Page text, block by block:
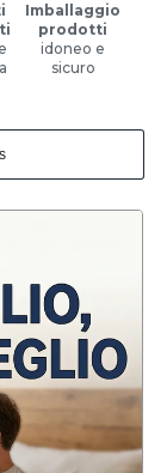
Imballaggio
prodotti
idoneo e
sicuro